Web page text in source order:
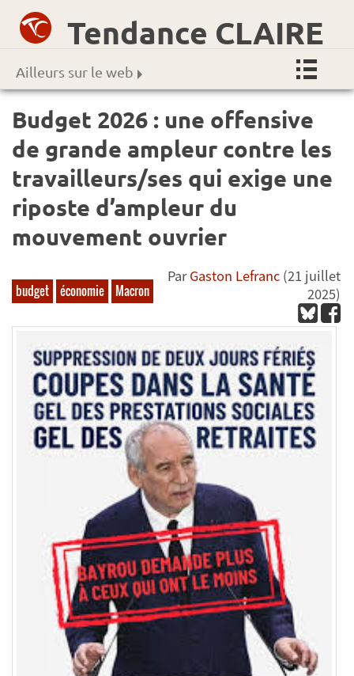
Tendance CLAIRE
Ailleurs sur le web
Budget 2026 : une offensive
de grande ampleur contre les
travailleurs/ses qui exige une
riposte d’ampleur du
mouvement ouvrier
budget économie Macron
ParGaston Lefranc (21 juillet
2025)